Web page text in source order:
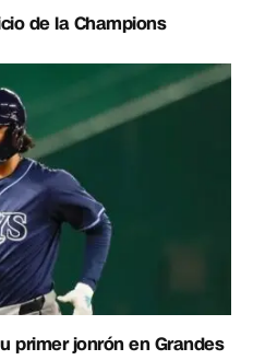
de la Champions
primer jonrón en Grandes